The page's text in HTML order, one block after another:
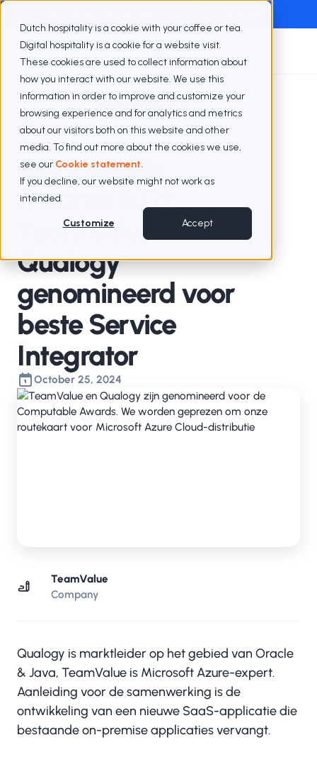
Dutch hospitality is a cookie with your coffee or tea.
Digital hospitality is a cookie for a website visit.
These cookies are used to collect information about
how you interact with our website. We use this
information in order to improve and customize your
browsing experience and for analytics and metrics
about our visitors both on this website and other
media. To find out more about the cookies we use,
see our Cookie statement.
If you decline, our website might not work as
intended.
Customize Accept
Blogs Computable Awards 2021
Computable
Awards 2021:
TeamValue en
Qualogy
genomineerd voor
beste Service
Integrator
October 25, 2024
TeamValue
Company
Qualogy is marktleider op het gebied van Oracle
& Java, TeamValue is Microsoft Azure-expert.
Aanleiding voor de samenwerking is de
ontwikkeling van een nieuwe SaaS-applicatie die
bestaande on-premise applicaties vervangt.